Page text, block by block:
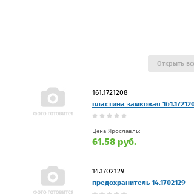
161.1721208
пластина замковая
Цена Ярославль:
61.58 руб.
14.1702129
предохранитель 14.1702129
Открыть